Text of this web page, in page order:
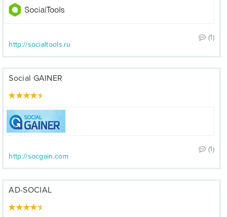
(1)
http://socialtools.ru
Social GAINER
(1)
http://socgain.com
AD-SOCIAL